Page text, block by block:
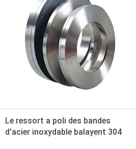
Le ressort a poli des bandes
d'acier inoxydable balayent 304